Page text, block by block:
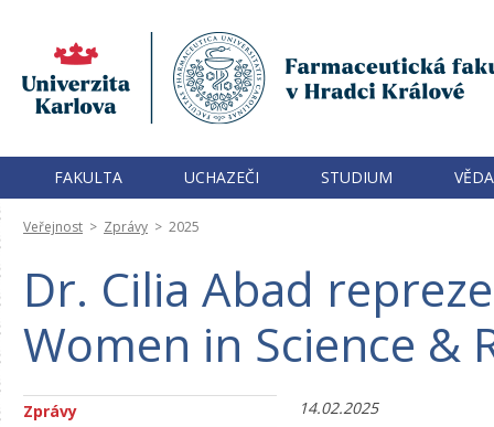
FAKULTA UCHAZEČI STUDIUM
Veřejnost > Zprávy > 2025
Dr. Cilia Abad
Women in Science &
Zprávy
14.02.2025